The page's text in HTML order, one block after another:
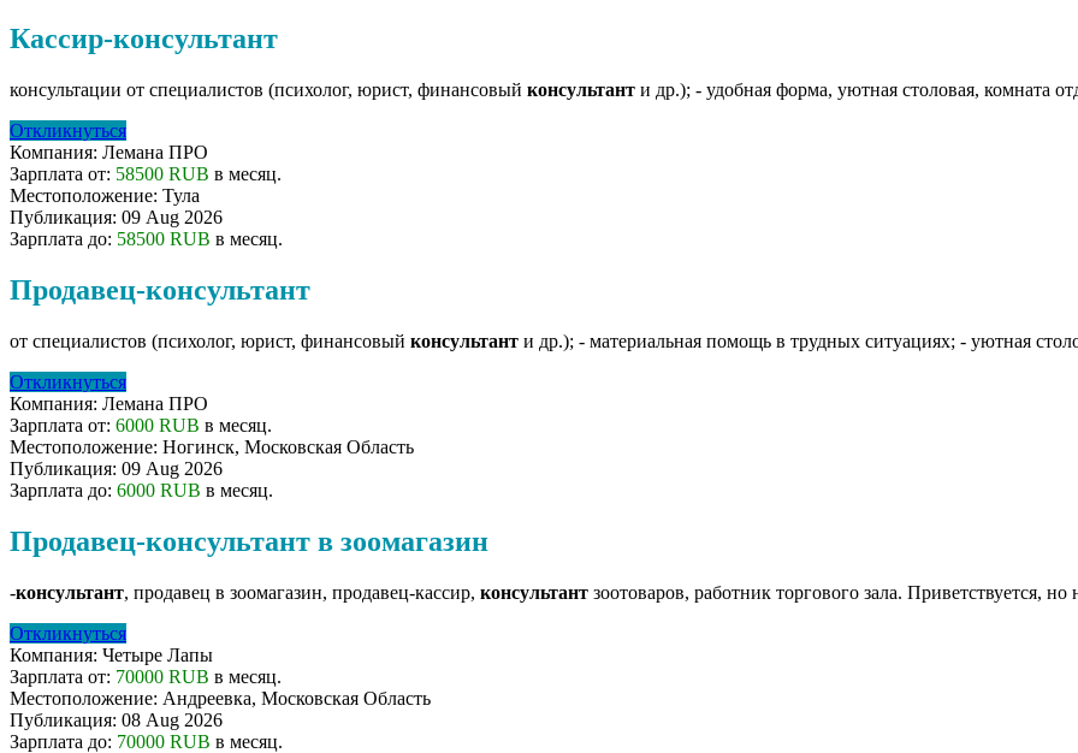
Кассир-консультант
консультации от специалистов (психолог, юрист, финансовый консультант и др.); - удобная форма, уютная столовая, комната
Откликнуться
Компания: Лемана ПРО
Зарплата от: 58500 RUB в месяц.
Местоположение: Тула
Публикация: 09 Aug 2026
Зарплата до: 58500 RUB в месяц.
Продавец-консультант
от специалистов (психолог, юрист, финансовый консультант и др.); - материальная помощь в трудных ситуациях; - уютная
Откликнуться
Компания: Лемана ПРО
Зарплата от: 6000 RUB в месяц.
Местоположение: Ногинск, Московская Область
Публикация: 09 Aug 2026
Зарплата до: 6000 RUB в месяц.
Продавец-консультант в зоомагазин
-консультант, продавец в зоомагазин, продавец-кассир, консультант зоотоваров, работник торгового зала. Приветствуется, но
Откликнуться
Компания: Четыре Лапы
Зарплата от: 70000 RUB в месяц.
Местоположение: Андреевка, Московская Область
Публикация: 08 Aug 2026
Зарплата до: 70000 RUB в месяц.